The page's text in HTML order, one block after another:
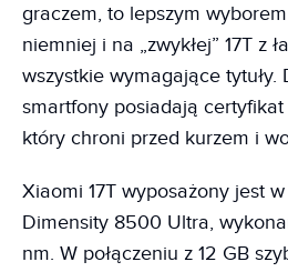
graczem, to lepszym
niemniej i na „zwykłej” 17T z
wszystkie wymagające tytuły.
smartfony posiadają
który chroni przed kurzem i
Xiaomi 17T wyposażony jest
Dimensity 8500 Ultra,
nm. W połączeniu z 12 GB